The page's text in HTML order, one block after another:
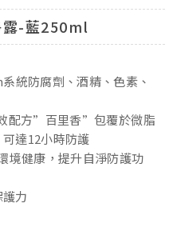
露-藍250ml
統防腐劑、酒精、色素、
配方”百里香”包覆於微脂
達12小時防護
境健康，提升自淨防護功
力